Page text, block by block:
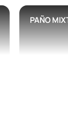
PAÑO